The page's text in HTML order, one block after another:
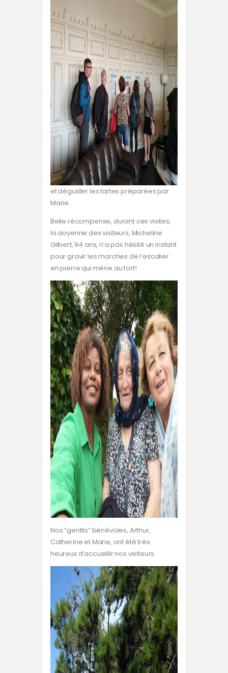
et déguster les tartes préparées par
Marie.
Belle récompense, durant ces visites,
la doyenne des visiteurs, Micheline
Gilbert, 94 ans, n’a pas hésité un instant
pour gravir les marches de l’escalier
en pierre qui mène au fort!
Nos ”gentils” bénévoles, Arthur,
Catherine et Marie, ont été très
heureux d’accueillir nos visiteurs.